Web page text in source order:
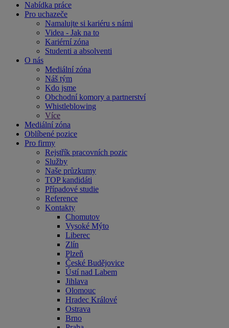
Nabídka práce
Pro uchazeče
Namalujte si kariéru s námi
Videa - Jak na to
Kariérní zóna
Studenti a absolventi
O nás
Mediální zóna
Náš tým
Kdo jsme
Obchodní komory a partnerství
Whistleblowing
Více
Mediální zóna
Oblíbené pozice
Pro firmy
Rejstřík pracovních pozic
Služby
Naše průzkumy
TOP kandidáti
Případové studie
Reference
Kontakty
Chomutov
Vysoké Mýto
Liberec
Zlín
Plzeň
České Budějovice
Ústí nad Labem
Jihlava
Olomouc
Hradec Králové
Ostrava
Brno